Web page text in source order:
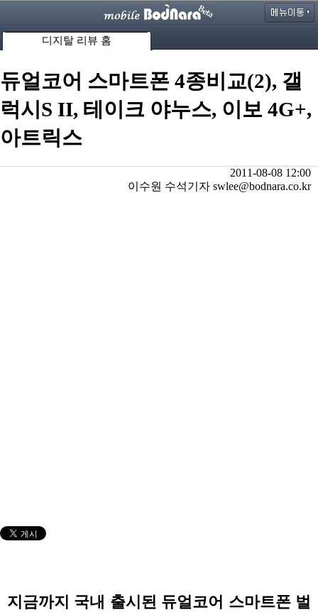
디지탈 리뷰 홈
듀얼코어 스마트폰 4종비교(2), 갤
럭시S II, 테이크 야누스, 이보 4G+,
아트릭스
2011-08-08 12:00
이수원 수석기자 swlee@bodnara.co.kr
지금까지 국내 출시된 듀얼코어 스마트폰 벌